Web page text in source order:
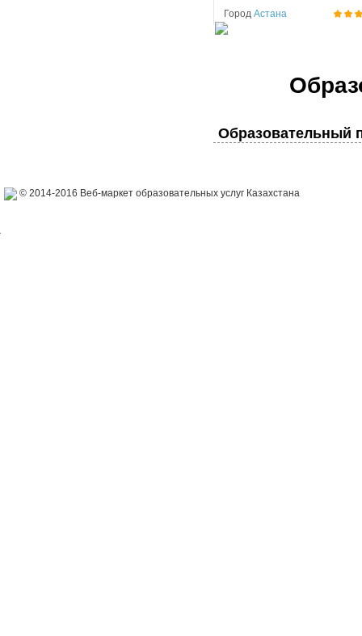
Город Астана
Образовательный
© 2014-2016 Веб-маркет образовательных услуг Казахстана